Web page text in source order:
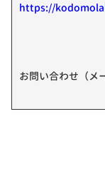
https://
お問い合わせ（メ